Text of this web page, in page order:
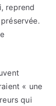
reprend
« une
qui